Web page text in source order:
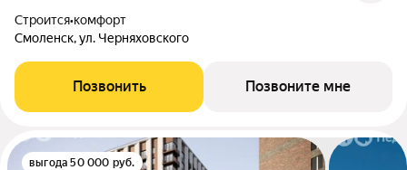
Строится•комфорт
Смоленск, ул. Черняховского
Позвонить Позвоните мне
выгода 50 000 руб.